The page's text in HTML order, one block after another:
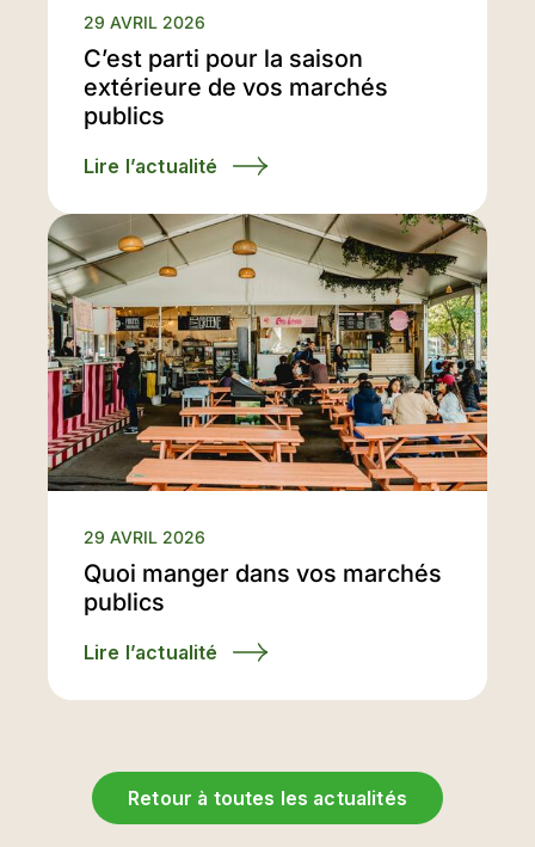
29 AVRIL 2026
C’est parti pour la saison
extérieure de vos marchés
publics
Lire l’actualité
29 AVRIL 2026
Quoi manger dans vos marchés
publics
Lire l’actualité
Retour à toutes les actualités